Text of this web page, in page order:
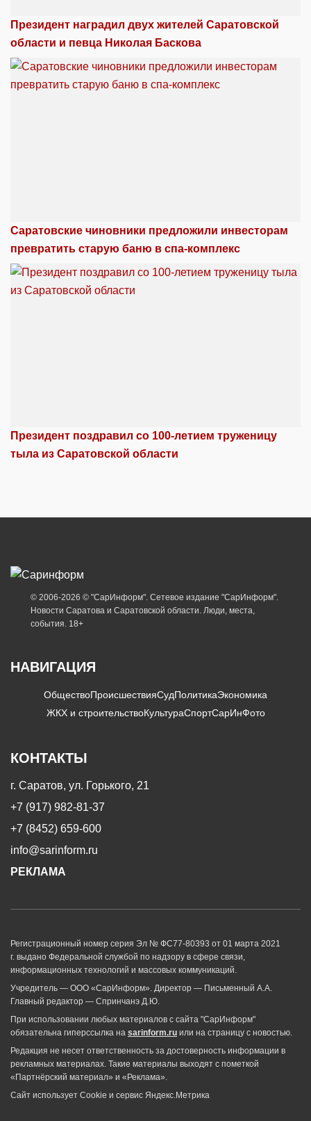
Президент наградил двух жителей Саратовской
области и певца Николая Баскова
Саратовские чиновники предложили инвесторам
превратить старую баню в спа-комплекс
Президент поздравил со 100-летием труженицу
тыла из Саратовской области
© 2006-2026 © "СарИнформ". Сетевое издание "СарИнформ".
Новости Саратова и Саратовской области. Люди, места,
события. 18+
НАВИГАЦИЯ
ОбществоПроисшествияСудПолитикаЭкономика
ЖКХ и строительствоКультураСпортСарИнФото
КОНТАКТЫ
г. Саратов, ул. Горького, 21
+7 (917) 982-81-37
+7 (8452) 659-600
info@sarinform.ru
РЕКЛАМА
Регистрационный номер серия Эл № ФС77-80393 от 01 марта 2021
г. выдано Федеральной службой по надзору в сфере связи,
информационных технологий и массовых коммуникаций.
Учредитель — ООО «СарИнформ». Директор — Письменный А.А.
Главный редактор — Спринчанэ Д.Ю.
При использовании любых материалов с сайта "СарИнформ"
обязательна гиперссылка на sarinform.ru или на страницу с новостью.
Редакция не несет ответственность за достоверность информации в
рекламных материалах. Такие материалы выходят с пометкой
«Партнёрский материал» и «Реклама».
Сайт использует Cookie и сервиc Яндекс.Метрика